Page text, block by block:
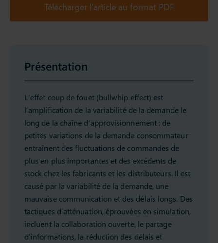
Télécharger l'article au format PDF
Présentation
L’effet coup de fouet (bullwhip effect) est
l’amplification de la variabilité de la demande le
long de la chaîne d’approvisionnement : de
petites variations de la demande consommateur
entraînent des fluctuations de commandes de
plus en plus importantes et des excédents de
stock chez les fabricants et les distributeurs. Il est
causé par la variabilité de la demande, une
mauvaise communication et des délais longs. Des
tactiques d’atténuation, éprouvées en simulation,
incluent la collaboration ouverte, le partage
d’informations, la réduction des délais et